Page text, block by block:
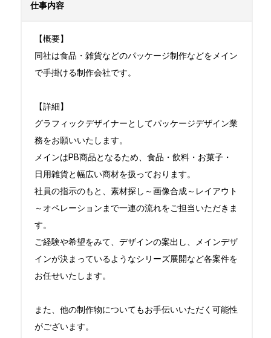
仕事内容
【概要】
同社は食品・雑貨などのパッケージ制作などをメイン
で手掛ける制作会社です。
【詳細】
グラフィックデザイナーとしてパッケージデザイン業
務をお願いいたします。
メインはPB商品となるため、食品・飲料・お菓子・
日用雑貨と幅広い商材を扱っております。
社員の指示のもと、素材探し～画像合成～レイアウト
～オペレーションまで一連の流れをご担当いただきま
す。
ご経験や希望をみて、デザインの案出し、メインデザ
インが決まっているようなシリーズ展開など各案件を
お任せいたします。
また、他の制作物についてもお手伝いいただく可能性
がございます。